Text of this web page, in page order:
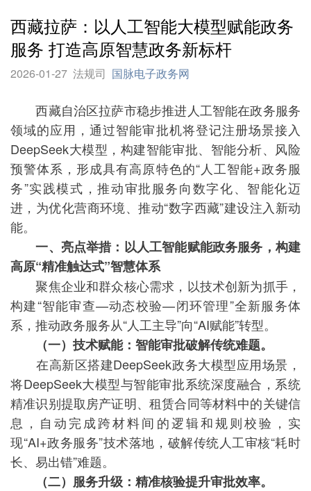
西藏拉萨：以人工智能大模型赋能政务
服务 打造高原智慧政务新标杆
2026-01-27 法规司 国脉电子政务网
西藏自治区拉萨市稳步推进人工智能在政务服务
领域的应用，通过智能审批机将登记注册场景接入
DeepSeek大模型，构建智能审批、智能分析、风险
预警体系，形成具有高原特色的“人工智能+政务服
务”实践模式，推动审批服务向数字化、智能化迈
进，为优化营商环境、推动“数字西藏”建设注入新动
能。
一、亮点举措：以人工智能赋能政务服务，构建
高原“精准触达式”智慧体系
聚焦企业和群众核心需求，以技术创新为抓手，
构建“智能审查—动态校验—闭环管理”全新服务体
系，推动政务服务从“人工主导”向“AI赋能”转型。
（一）技术赋能：智能审批破解传统难题。
在高新区搭建DeepSeek政务大模型应用场景，
将DeepSeek大模型与智能审批系统深度融合，系统
精准识别提取房产证明、租赁合同等材料中的关键信
息，自动完成跨材料间的逻辑和规则校验，实
现“AI+政务服务”技术落地，破解传统人工审核“耗时
长、易出错”难题。
（二）服务升级：精准核验提升审批效率。